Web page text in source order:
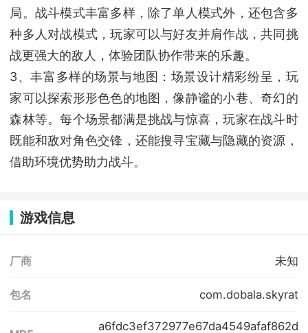
局。战斗模式丰富多样，除了单人模式外，还包含多
种多人对战模式，玩家可以与好友并肩作战，共同挑
战更强大的敌人，体验团队协作带来的乐趣。
3、丰富多样的场景与地图：场景设计精彩纷呈，玩
家可以探索形形色色的地图，像静谧的小巷、奇幻的
森林等。每个场景都满是挑战与惊喜，玩家在战斗时
既能和敌对角色交锋，还能搜寻宝藏与隐藏的资源，
借助环境优势助力战斗。
游戏信息
厂商 未知
包名 com.dobala.skyrat
a6fdc3ef372977e67da4549afaf862d